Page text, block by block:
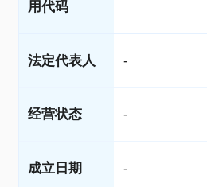
用代码
法定代表人 -
经营状态 -
成立日期 -